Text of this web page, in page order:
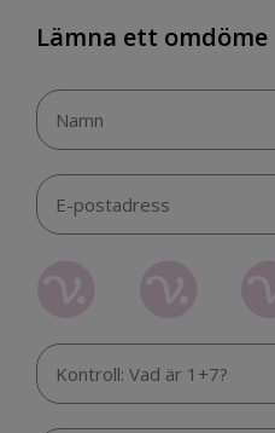
Lämna ett omdöme